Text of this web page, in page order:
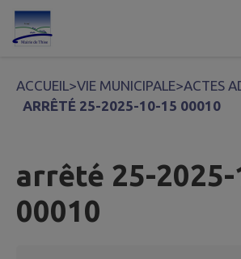
Contenu
ACCUEIL>VIE MUNICIPALE>ACTES
ARRÊTÉ 25-2025-10-15 00010
arrêté 25-2025-
00010